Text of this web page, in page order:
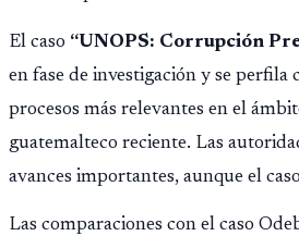
El caso “UNOPS: Corrupción
en fase de investigación y se perfila
procesos más relevantes en el
guatemalteco reciente. Las
avances importantes, aunque el
Las comparaciones con el caso